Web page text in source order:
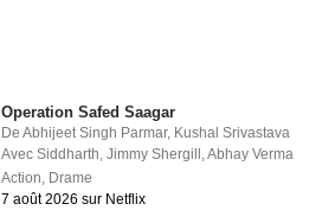
Operation Safed Saagar
DeAbhijeet Singh Parmar, Kushal Srivastava
AvecSiddharth,Jimmy Shergill ,Abhay Verma
Action, Drame
7 août 2026 sur Netflix